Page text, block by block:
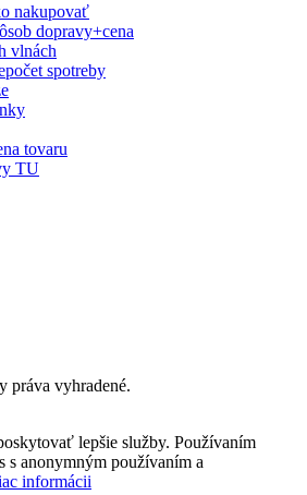
nakupovať
dopravy+cena
vlnách
spotreby
tovaru
TU
práva vyhradené.
lepšie služby. Používaním
s anonymným používaním a
informácii